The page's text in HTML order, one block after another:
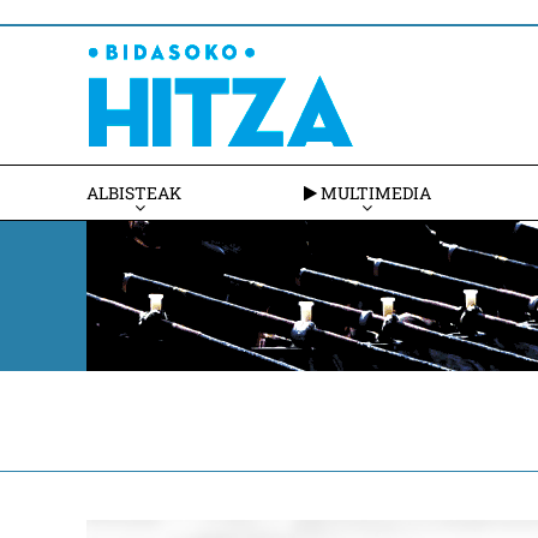
ALBISTEAK MULTIMEDIA